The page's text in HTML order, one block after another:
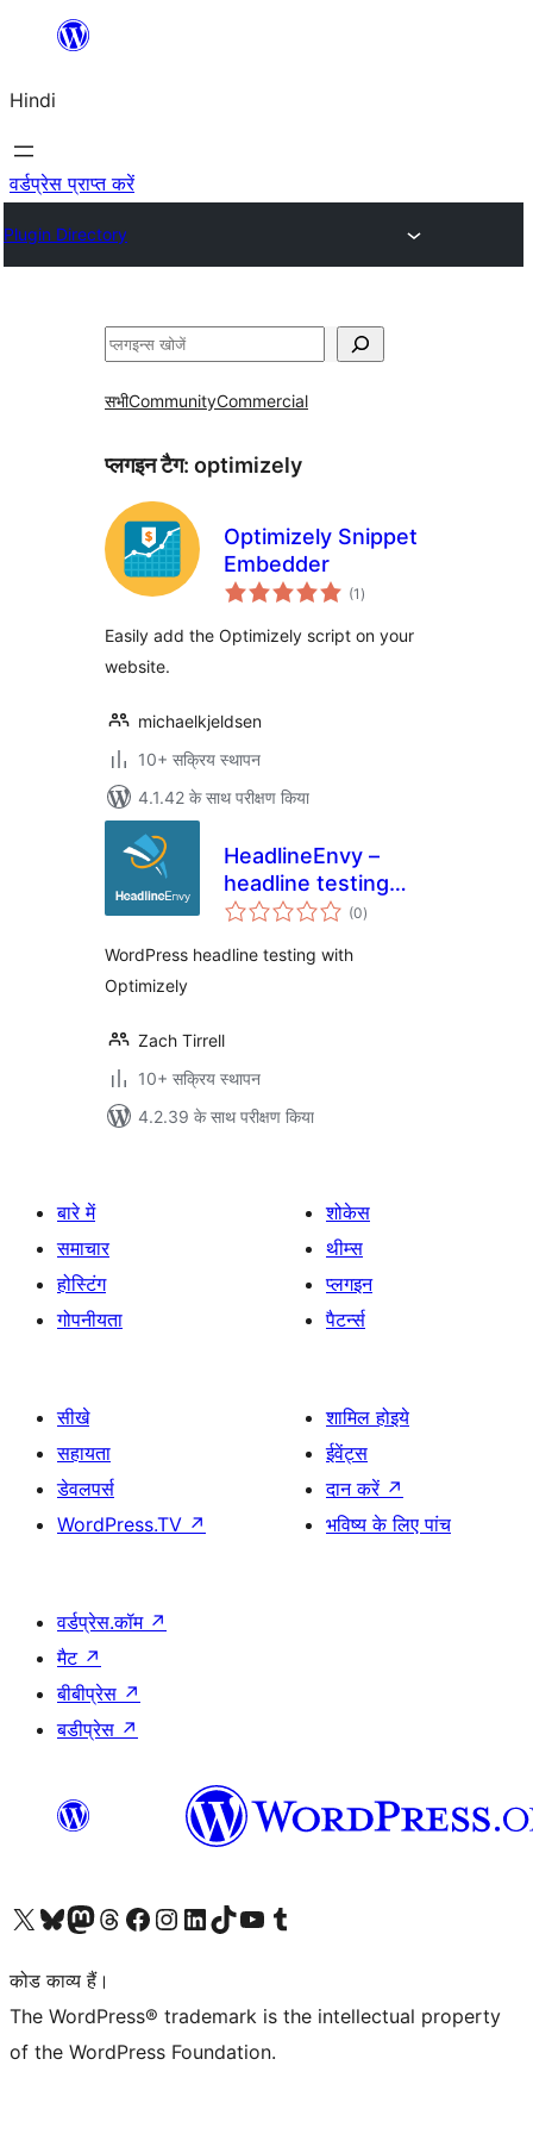
सामग्री
जाएं
Hindi
वर्डप्रेस प्राप्त करें
Plugin Directory
खोजें
सभीCommunityCommercial
प्लगइन टैग: optimizely
Optimizely Snippet
Embedder
(1 कुल
दर)
Easily add the Optimizely script on your
website.
michaelkjeldsen
10+ सक्रिय स्थापन
4.1.42 के साथ परीक्षण किया
HeadlineEnvy –
headline testing
with Optimizely
(0कुल
दर)
WordPress headline testing with
Optimizely
Zach Tirrell
10+ सक्रिय स्थापन
4.2.39 के साथ परीक्षण किया
बारे में
समाचार
होस्टिंग
गोपनीयता
शोकेस
थीम्स
प्लगइन
पैटर्न्स
सीखे
सहायता
डेवलपर्स
WordPress.TV ↗
शामिल होइये
ईवेंट्स
दान करें ↗
भविष्य के लिए पांच
वर्डप्रेस.कॉम ↗
मैट ↗
बीबीप्रेस ↗
बडीप्रेस ↗
Visit our X (formerly Twitter) account
हमारे बलुस्की खाते पर जाएँVisit our Mastodon account
हमारे थ्रेड्स अकाउंट पर जाएंहमारे फेसबुक पेज पर जाएँहमारे इंस्टाग्राम अकाउंट पर जाएंहमारे लिंक्डइन खाते पर जाएँहमारे टिकटॉक खाते पर जाएँहमारे यूट्यूब चैनल पर जाएंहमारे Tumblr खाते पर जाएँ
कोड काव्य हैं।
The WordPress® trademark is the intellectual property
of the WordPress Foundation.